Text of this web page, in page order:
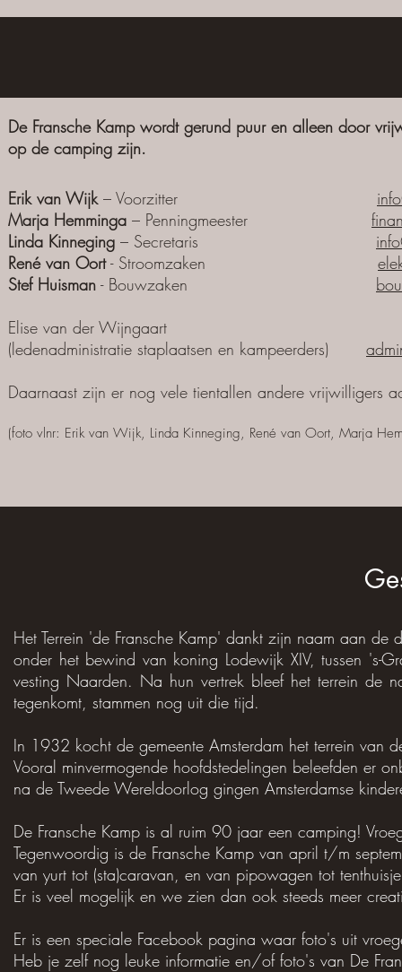
De Fransche Kamp wordt gerund puur en alleen door
op de camping zijn.
Erik van Wijk– Voorzitter
Marja Hemminga – Penningmeester
Linda Kinneging – Secretaris
René van Oort- Stroomzaken
Stef Huisman - Bouwzaken
Elise van der Wijngaart
(ledenadministratie staplaatsen en kampeerders)
Daarnaast zijn er nog vele tientallen andere vrijwilligers
(foto vlnr: Erik van Wijk, Linda Kinneging, René van Oort, Marja
Het Terrein 'de Fransche Kamp' dankt zijn naam aan
onder het bewind van koning Lodewijk XIV, tussen 's-
vesting Naarden. Na hun vertrek bleef het terrein de
tegenkomt, stammen nog uit die tijd.
In 1932 kocht de gemeente Amsterdam het terrein van
Vooral minvermogende hoofdstedelingen beleefden er
na de Tweede Wereldoorlog gingen Amsterdamse
De Fransche Kamp is al ruim 90 jaar een camping!
Tegenwoordig is de Fransche Kamp van april t/m
van yurt tot (sta)caravan, en van pipowagen tot
Er is veel mogelijk en we zien dan ook steeds meer
Er is een speciale Facebook pagina waar foto's uit
Heb je zelf nog leuke informatie en/of foto's van De